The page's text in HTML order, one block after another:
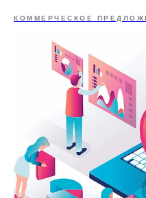
КОММЕРЧЕСКОЕ